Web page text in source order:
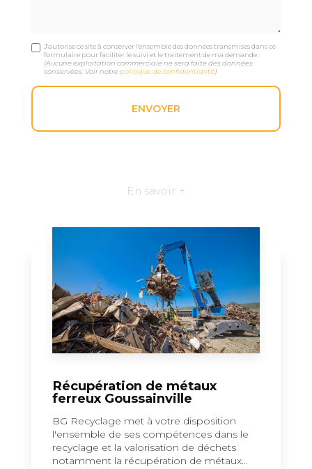
J'autorise ce site à conserver l'ensemble des données transmises dans ce
formulaire pour faciliter le suivi et le traitement de ma demande.
(Aucune exploitation commerciale ne sera faite des données
conservées. Voir notrepolitique de confidentialité)
En savoir +
Récupération de métaux
ferreux Goussainville
BG Recyclage met à votre disposition
l'ensemble de ses compétences dans le
recyclage et la valorisation de déchets
notamment la récupération de métaux...